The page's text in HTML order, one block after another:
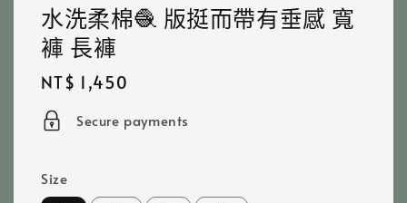
水洗柔棉🧶 版挺而帶有垂感 寬
褲 長褲
Regular
price
NT$ 1,450
Secure payments
Size